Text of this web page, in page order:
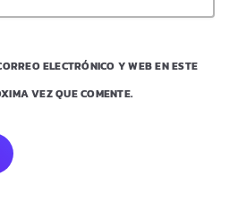
ELECTRÓNICO Y WEB EN ESTE
VEZ QUE COMENTE.